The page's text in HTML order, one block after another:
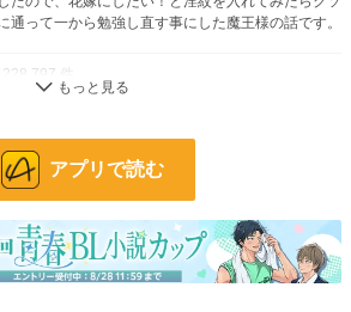
通って一から勉強し直す事にした魔王様の話です。
件
件
アプリで読む